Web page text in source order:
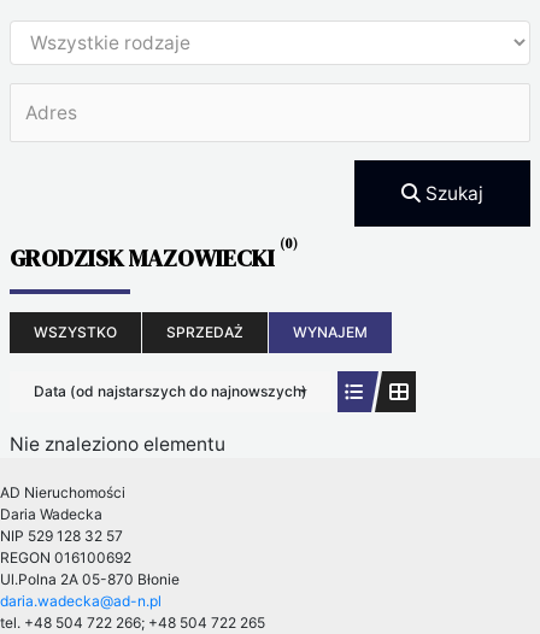
Szukaj
GRODZISK MAZOWIECKI (0)
WSZYSTKO SPRZEDAŻ WYNAJEM
Data (od najstarszych do najnowszych)
Nie znaleziono elementu
AD Nieruchomości
Daria Wadecka
NIP 529 128 32 57
REGON 016100692
Ul.Polna 2A 05-870 Błonie
daria.wadecka@ad-n.pl
tel. +48 504 722 266; +48 504 722 265